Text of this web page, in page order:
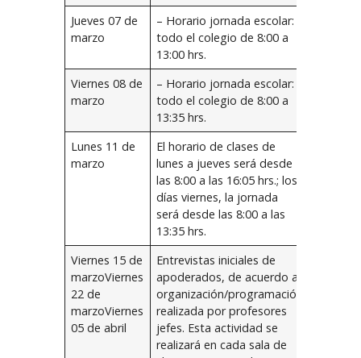
Jueves 07 de
marzo
– Horario jornada escolar:
todo el colegio de 8:00 a
13:00 hrs.
Viernes 08 de
marzo
– Horario jornada escolar:
todo el colegio de 8:00 a
13:35 hrs.
Lunes 11 de
marzo
El horario de clases de
lunes a jueves será desde
las 8:00 a las 16:05 hrs.; los
días viernes, la jornada
será desde las 8:00 a las
13:35 hrs.
Viernes 15 de
marzoViernes
22 de
marzoViernes
05 de abril
Entrevistas iniciales de
apoderados, de acuerdo a
organización/programación
realizada por profesores
jefes. Esta actividad se
realizará en cada sala de